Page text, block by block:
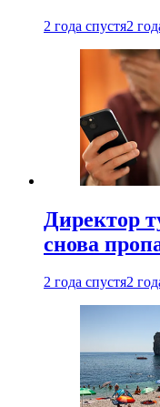
2 года спустя2
Директор
снова
2 года спустя2